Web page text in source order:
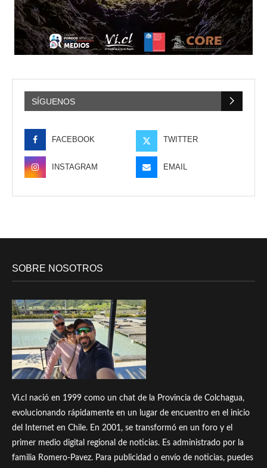
SÍGUENOS
FACEBOOK TWITTER
INSTAGRAM EMAIL
SOBRE NOSOTROS
Vi.cl nació en 1999 como un chat de la Provincia de Colchagua,
evolucionando rápidamente en un lugar de encuentro en el inicio
del Internet en Chile. En 2001, se transformó en un foro y el
primer medio digital regional de noticias. Es administrado por la
familia Romero-Pavez. Para publicidad o envío de noticias, puedes